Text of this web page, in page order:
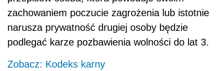
zachowaniem poczucie zagrożenia lub istotnie
narusza prywatność drugiej osoby będzie
podlegać karze pozbawienia wolności do lat 3.
Zobacz: Kodeks karny